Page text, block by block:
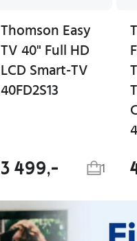
Thomson Easy
TV 40" Full HD
LCD Smart-TV
40FD2S13
3 499,- 1